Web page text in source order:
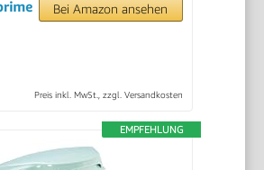
Bei Amazon ansehen
Preis inkl. MwSt., zzgl. Versandkosten
EMPFEHLUNG